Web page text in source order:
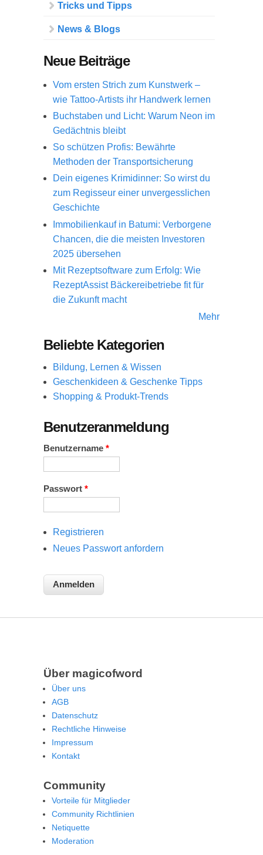
Tricks und Tipps
News & Blogs
Neue Beiträge
Vom ersten Strich zum Kunstwerk –
wie Tattoo-Artists ihr Handwerk lernen
Buchstaben und Licht: Warum Neon im
Gedächtnis bleibt
So schützen Profis: Bewährte
Methoden der Transportsicherung
Dein eigenes Krimidinner: So wirst du
zum Regisseur einer unvergesslichen
Geschichte
Immobilienkauf in Batumi: Verborgene
Chancen, die die meisten Investoren
2025 übersehen
Mit Rezeptsoftware zum Erfolg: Wie
RezeptAssist Bäckereibetriebe fit für
die Zukunft macht
Mehr
Beliebte Kategorien
Bildung, Lernen & Wissen
Geschenkideen & Geschenke Tipps
Shopping & Produkt-Trends
Benutzeranmeldung
Benutzername *
Passwort *
Registrieren
Neues Passwort anfordern
Über magicofword
Über uns
AGB
Datenschutz
Rechtliche Hinweise
Impressum
Kontakt
Community
Vorteile für Mitglieder
Community Richtlinien
Netiquette
Moderation